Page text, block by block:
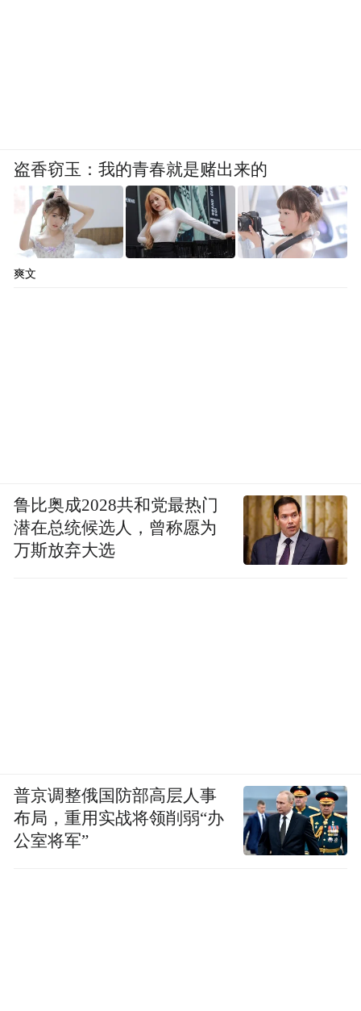
盗香窃玉：我的青春就是赌出来的
爽文
鲁比奥成2028共和党最热门
潜在总统候选人，曾称愿为
万斯放弃大选
普京调整俄国防部高层人事
布局，重用实战将领削弱“办
公室将军”